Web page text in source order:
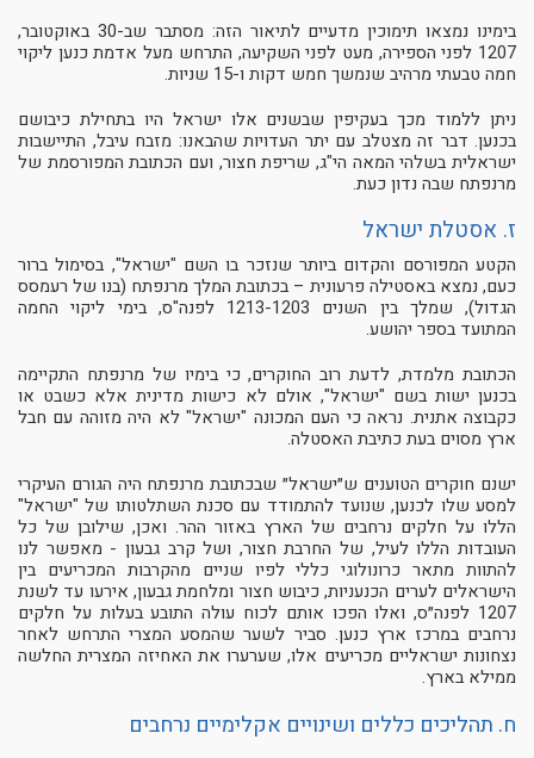
בימינו נמצאו תימוכין מדעיים לתיאור הזה: מסתבר שב-30 באוקטובר,
1207 לפני הספירה, מעט לפני השקיעה, התרחש מעל אדמת כנען ליקוי
חמה טבעתי מרהיב שנמשך חמש דקות ו-15 שניות.
ניתן ללמוד מכך בעקיפין שבשנים אלו ישראל היו בתחילת כיבושם
בכנען. דבר זה מצטלב עם יתר העדויות שהבאנו: מזבח עיבל, התיישבות
ישראלית בשלהי המאה הי"ג, שריפת חצור, ועם הכתובת המפורסמת של
מרנפתח שבה נדון כעת.
ז. אסטלת ישראל
הקטע המפורסם והקדום ביותר שנזכר בו השם "ישראל", בסימול ברור
כעם, נמצא באסטילה פרעונית – בכתובת המלך מרנפתח (בנו של רעמסס
הגדול), שמלך בין השנים 1213-1203 לפנה"ס, בימי ליקוי החמה
המתועד בספר יהושע.
הכתובת מלמדת, לדעת רוב החוקרים, כי בימיו של מרנפתח התקיימה
בכנען ישות בשם "ישראל", אולם לא כישות מדינית אלא כשבט או
כקבוצה אתנית. נראה כי העם המכונה "ישראל" לא היה מזוהה עם חבל
ארץ מסוים בעת כתיבת האסטלה.
ישנם חוקרים הטוענים ש״ישראל״ שבכתובת מרנפתח היה הגורם העיקרי
למסע שלו לכנען, שנועד להתמודד עם סכנת השתלטותו של "ישראל"
הללו על חלקים נרחבים של הארץ באזור ההר. ואכן, שילובן של כל
העובדות הללו לעיל, של החרבת חצור, ושל קרב גבעון - מאפשר לנו
להתוות מתאר כרונולוגי כללי לפיו שניים מהקרבות המכריעים בין
הישראלים לערים הכנעניות, כיבוש חצור ומלחמת גבעון, אירעו עד לשנת
1207 לפנה״ס, ואלו הפכו אותם לכוח עולה התובע בעלות על חלקים
נרחבים במרכז ארץ כנען. סביר לשער שהמסע המצרי התרחש לאחר
נצחונות ישראליים מכריעים אלו, שערערו את האחיזה המצרית החלשה
ממילא בארץ.
ח. תהליכים כללים ושינויים אקלימיים נרחבים